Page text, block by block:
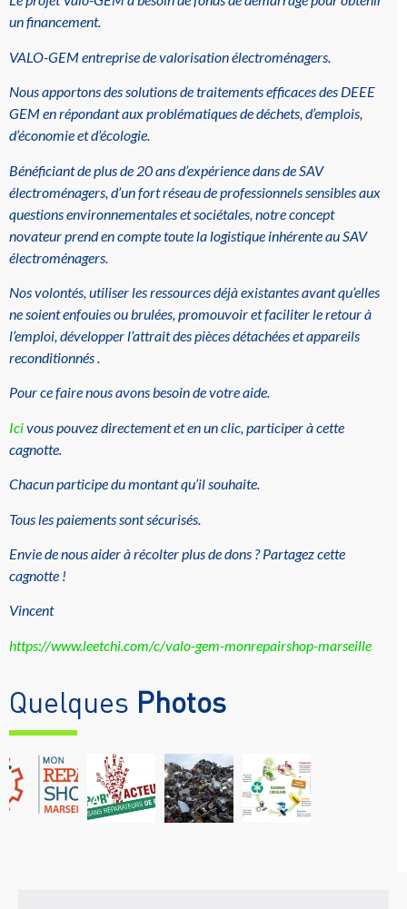
un financement.
VALO-GEM entreprise de valorisation électroménagers.
Nous apportons des solutions de traitements efficaces des DEEE
GEM en répondant aux problématiques de déchets, d’emplois,
d’économie et d’écologie.
Bénéficiant de plus de 20 ans d’expérience dans de SAV
électroménagers, d’un fort réseau de professionnels sensibles aux
questions environnementales et sociétales, notre concept
novateur prend en compte toute la logistique inhérente au SAV
électroménagers.
Nos volontés, utiliser les ressources déjà existantes avant qu’elles
ne soient enfouies ou brulées, promouvoir et faciliter le retour à
l’emploi, développer l’attrait des pièces détachées et appareils
reconditionnés .
Pour ce faire nous avons besoin de votre aide.
Icivous pouvez directement et en un clic, participer à cette
cagnotte.
Chacun participe du montant qu’il souhaite.
Tous les paiements sont sécurisés.
Envie de nous aider à récolter plus de dons ? Partagez cette
cagnotte !
Vincent
https://www.leetchi.com/c/valo-gem-monrepairshop-marseille
Quelques Photos